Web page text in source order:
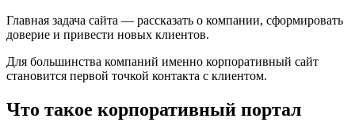
Главная задача сайта — рассказать о компании, сформировать
доверие и привести новых клиентов.
Для большинства компаний именно корпоративный сайт
становится первой точкой контакта с клиентом.
Что такое корпоративный портал